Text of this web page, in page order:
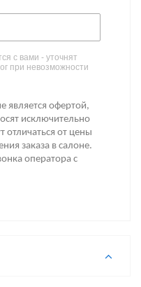
с вами - уточнят
при невозможности
является офертой,
исключительно
отличаться от цены
заказа в салоне.
оператора с